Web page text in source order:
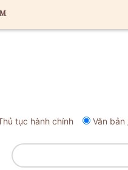
tục hành chính Văn bản